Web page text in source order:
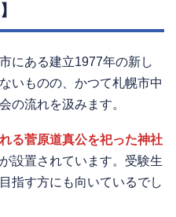
にある建立1977年の新し
いものの、かつて札幌市中
の流れを汲みます。
る菅原道真公を祀った神社
設置されています。受験生
指す方にも向いているでし